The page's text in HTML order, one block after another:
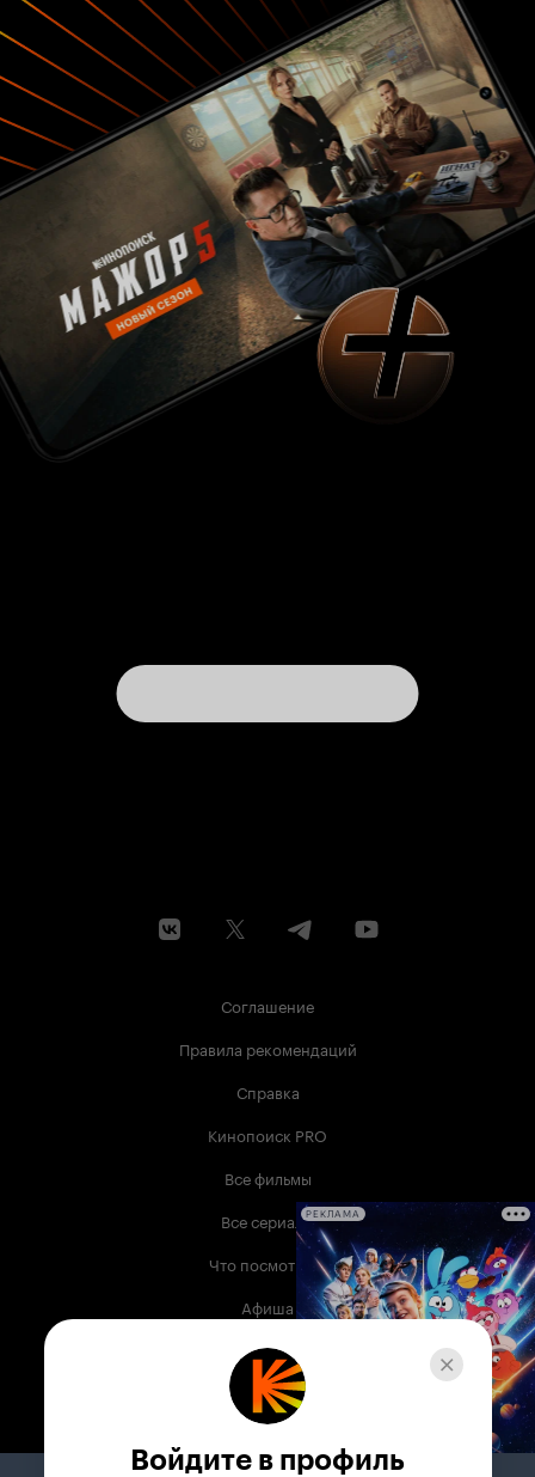
Соглашение
Правила рекомендаций
Справка
Кинопоиск PRO
Все фильмы
Все сериалы
Что посмотреть
Афиша
Музыка
Телепрограмма
РЕКЛАМА
Войдите в профиль